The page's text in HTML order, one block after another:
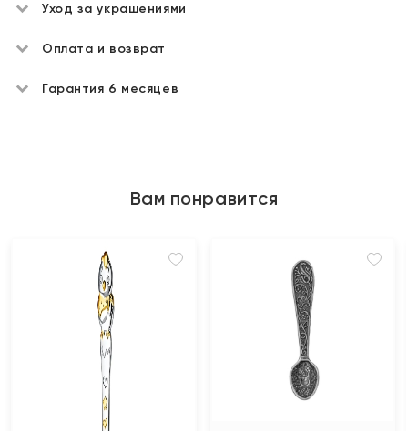
Уход за украшениями
Оплата и возврат
Гарантия 6 месяцев
Вам понравится